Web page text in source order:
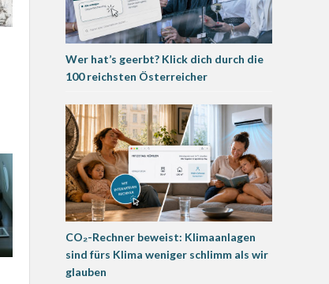
Wer hat’s geerbt? Klick dich durch die
100 reichsten Österreicher
CO₂-Rechner beweist: Klimaanlagen
sind fürs Klima weniger schlimm als wir
glauben